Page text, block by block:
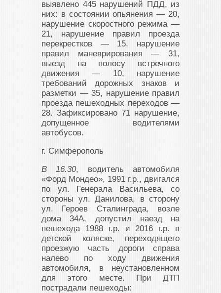
выявлено 445 нарушений ПДД, из
них: в состоянии опьянения — 20,
нарушение скоростного режима —
21, нарушение правил проезда
перекрестков — 15, нарушение
правил маневрирования — 31,
выезд на полосу встречного
движения — 10, нарушение
требований дорожных знаков и
разметки — 35, нарушение правил
проезда пешеходных переходов —
28. Зафиксировано 71 нарушение,
допущенное водителями
автобусов.
г. Симферополь
В 16.30, водитель автомобиля
«Форд Мондео», 1991 г.р., двигался
по ул. Генерала Васильева, со
стороны ул. Данилова, в сторону
ул. Героев Сталинграда, возле
дома 34А, допустил наезд на
пешехода 1988 г.р. и 2016 г.р. в
детской коляске, переходящего
проезжую часть дороги справа
налево по ходу движения
автомобиля, в неустановленном
для этого месте. При ДТП
пострадали пешеходы: